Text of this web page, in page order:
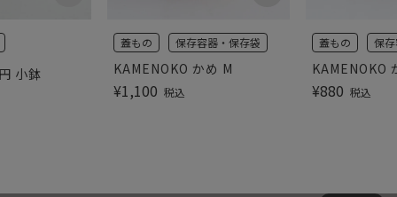
小鉢 KAMENOKO かめ M
蓋もの 保存容器・保存袋
¥1,100 税込
KAMENOKO
蓋もの 保
¥880 税込